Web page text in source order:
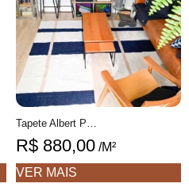
R$ 880,00 /M²
VER MAIS